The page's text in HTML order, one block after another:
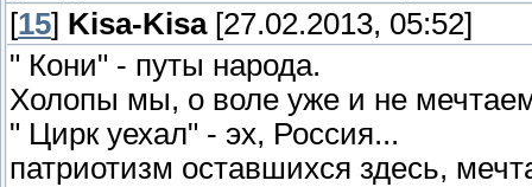
[15] Kisa-Kisa[27.02.2013, 05:52]
" Кони" - путы народа.
Холопы мы, о воле уже и не
" Цирк уехал" - эх, Россия...
патриотизм оставшихся здесь,